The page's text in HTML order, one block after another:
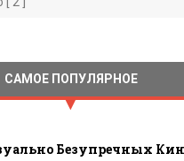
САМОЕ ПОПУЛЯРНОЕ
Безупречных